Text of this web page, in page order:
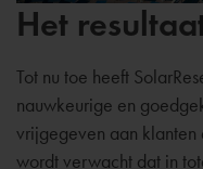
Het
Tot nu toe heeft
nauwkeurige en
vrijgegeven aan klanten
wordt verwacht dat in